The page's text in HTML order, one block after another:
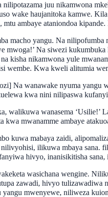
nilipotazama juu nikamwona
wake haujanitoka kamwe.
mtu ambaye ataniondoa
macho yangu. Na nilipofumba
mwoga!’ Na siwezi
kisha nikamwona yule
wembe. Kwa kweli alitumia
Na wanawake nyuma yangu
kwa nini nilipaswa
walikuwa wanasema
kwa mwanamme ambaye
kuwa mabaya zaidi,
nilivyohisi, ilikuwa mbaya sana.
hivyo, inanisikitisha sana,
wasichana wengine.
zawadi, hivyo tulizawadiwa
yangu mwenyewe, niliweza